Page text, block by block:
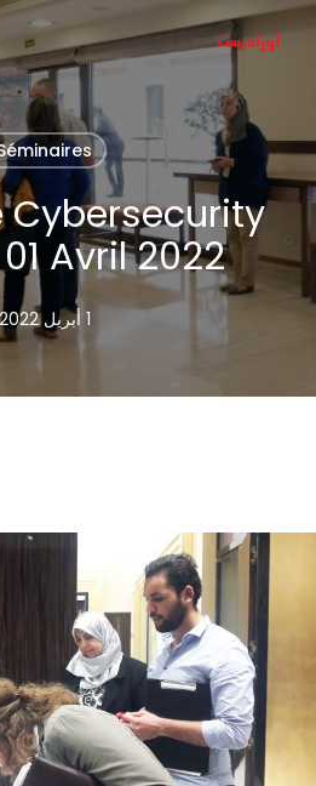
Skip
content
Avril 2022
1 أبريل 2022
Close
Menu